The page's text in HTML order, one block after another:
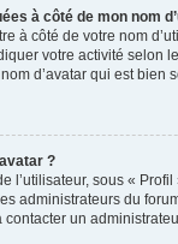
à côté de mon nom
à côté de votre nom
votre activité selon
d’avatar qui est bien
?
l’utilisateur, sous «
administrateurs du
un